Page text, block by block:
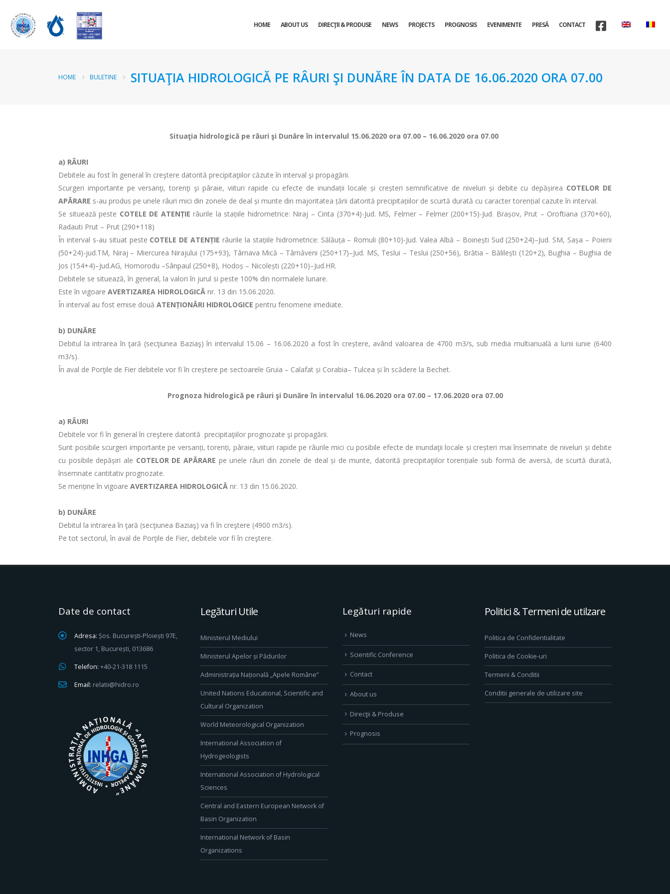
HOME ABOUT US DIRECŢII & PRODUSE NEWS PROJECTS PROGNOSIS EVENIMENTE PRESĂ CONTACT
HOME BULETINE SITUAŢIA HIDROLOGICĂ PE RÂURI ŞI DUNĂRE ÎN DATA DE 16.06.2020 ORA 07.00
Situaţia hidrologică pe râuri şi Dunăre în intervalul 15.06.2020 ora 07.00 – 16.06.2020 ora 07.00
a) RÂURI
Debitele au fost în general în creştere datorită precipitaţiilor căzute în interval şi propagării.
Scurgeri importante pe versanţi, torenţi şi pâraie, viituri rapide cu efecte de inundații locale și creșteri semnificative de niveluri și debite cu depășirea COTELOR DE
APĂRARE s-au produs pe unele râuri mici din zonele de deal și munte din majoritatea țării datorită precipitațiilor de scurtă durată cu caracter torențial cazute în interval.
Se situează peste COTELE DE ATENȚIE râurile la stațiile hidrometrice: Niraj – Cinta (370+4)-Jud. MS, Felmer – Felmer (200+15)-Jud. Brașov, Prut – Oroftiana (370+60),
Radauti Prut – Prut (290+118)
În interval s-au situat peste COTELE DE ATENȚIE râurile la stațiile hidrometrice: Sălăuța – Romuli (80+10)-Jud. Valea Albă – Boinești Sud (250+24)–Jud. SM, Sașa – Poieni
(50+24)-jud.TM, Niraj – Miercurea Nirajului (175+93), Târnava Mică – Târnăveni (250+17)–Jud. MS, Teslui – Teslui (250+56), Brătia – Bălilești (120+2), Bughia – Bughia de
Jos (154+4)–Jud.AG, Homorodu –Sânpaul (250+8), Hodoș – Nicolești (220+10)–Jud.HR.
Debitele se situează, în general, la valori în jurul si peste 100% din normalele lunare.
Este în vigoare AVERTIZAREA HIDROLOGICĂ nr. 13 din 15.06.2020.
În interval au fost emise două ATENȚIONĂRI HIDROLOGICE pentru fenomene imediate.
b) DUNĂRE
Debitul la intrarea în ţară (secţiunea Baziaş) în intervalul 15.06 – 16.06.2020 a fost în creștere, având valoarea de 4700 m3/s, sub media multianuală a lunii iunie (6400
m3/s).
În aval de Porţile de Fier debitele vor fi în creștere pe sectoarele Gruia – Calafat și Corabia– Tulcea și în scădere la Bechet.
Prognoza hidrologică pe râuri şi Dunăre în intervalul 16.06.2020 ora 07.00 – 17.06.2020 ora 07.00
a) RÂURI
Debitele vor fi în general în creştere datorită precipitaţiilor prognozate şi propagării.
Sunt posibile scurgeri importante pe versanți, torenți, pâraie, viituri rapide pe râurile mici cu posibile efecte de inundaţii locale și creșteri mai însemnate de niveluri și debite
cu posibile depășiri ale COTELOR DE APĂRARE pe unele râuri din zonele de deal și de munte, datorită precipitaţiilor torențiale sub formă de aversă, de scurtă durată,
însemnate cantitativ prognozate.
Se menține în vigoare AVERTIZAREA HIDROLOGICĂ nr. 13 din 15.06.2020.
b) DUNĂRE
Debitul la intrarea în ţară (secţiunea Baziaş) va fi în creştere (4900 m3/s).
Pe tot sectorul, în aval de Porţile de Fier, debitele vor fi în creştere.
Date de contact
Adresa: Șos. București-Ploiești 97E,
sector 1, București, 013686
Telefon: +40-21-318 1115
Email: relatii@hidro.ro
Legături Utile
Ministerul Mediului
Ministerul Apelor și Pădurilor
Administrația Națională „Apele Române”
United Nations Educational, Scientific and
Cultural Organization
World Meteorological Organization
International Association of
Hydrogeologists
International Association of Hydrological
Sciences
Central and Eastern European Network of
Basin Organization
International Network of Basin
Organizations
Legături rapide
News
Scientific Conference
Contact
About us
Direcţii & Produse
Prognosis
Politici & Termeni de utilzare
Politica de Confidentialitate
Politica de Cookie-uri
Termeni & Conditii
Conditii generale de utilizare site